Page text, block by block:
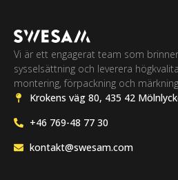
Vi är ett engagerat team som
sysselsättning och leverera
montering, förpackning och
Krokens väg 80, 435 42
+46 769-48 77 30
kontakt@swesam.com